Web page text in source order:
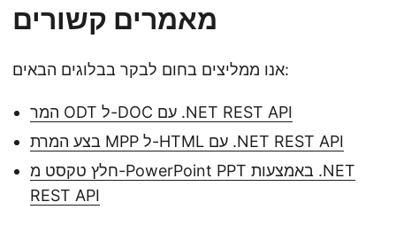
מאמרים קשורים
אנו ממליצים בחום לבקר בבלוגים הבאים:
המר ODT ל-DOC עם .NET REST API
בצע המרת MPP ל-HTML עם .NET REST API
חלץ טקסט מ-PowerPoint PPT באמצעות .NET
REST API